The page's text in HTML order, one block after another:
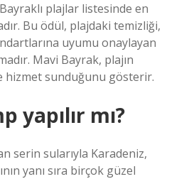
Bayraklı plajlar listesinde en
Bu ödül, plajdaki temizliği,
uyumu onaylayan
Mavi Bayrak, plajın
hizmet sunduğunu gösterir.
yapılır mı?
serin sularıyla Karadeniz,
yanı sıra birçok güzel